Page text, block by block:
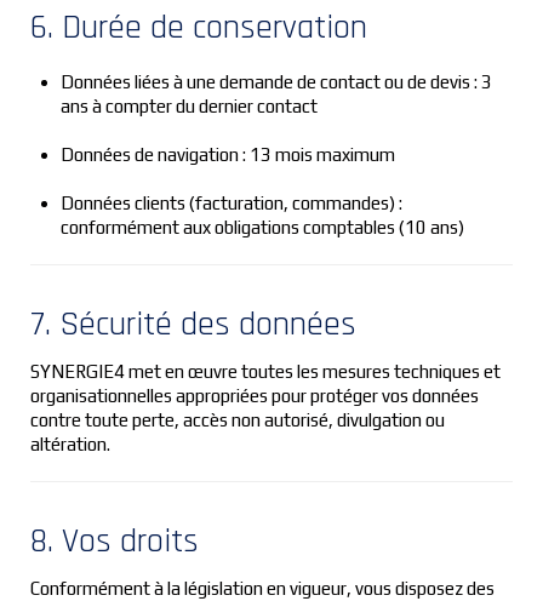
6. Durée de conservation
Données liées à une demande de contact ou de devis : 3
ans à compter du dernier contact
Données de navigation : 13 mois maximum
Données clients (facturation, commandes) :
conformément aux obligations comptables (10 ans)
7. Sécurité des données
SYNERGIE4 met en œuvre toutes les mesures techniques et
organisationnelles appropriées pour protéger vos données
contre toute perte, accès non autorisé, divulgation ou
altération.
8. Vos droits
Conformément à la législation en vigueur, vous disposez des